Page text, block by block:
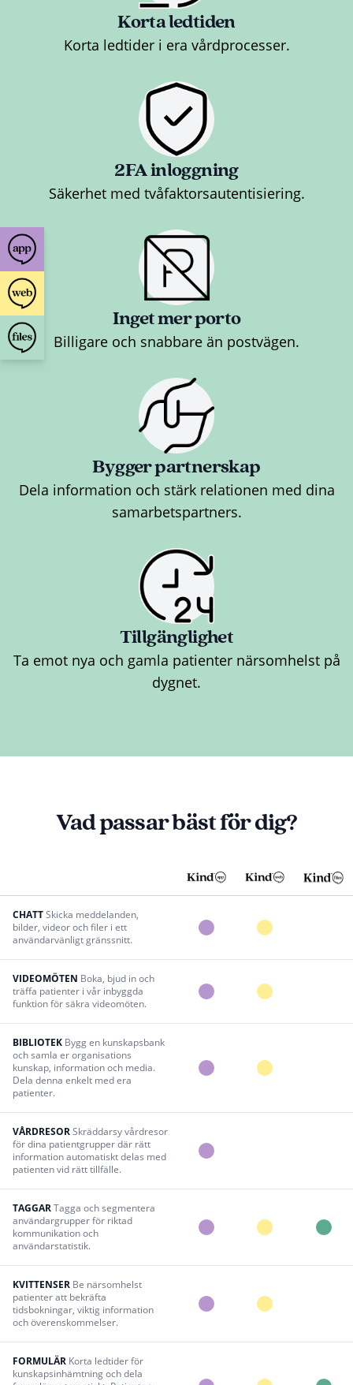
Korta ledtiden
Korta ledtider i era vårdprocesser.
2FA inloggning
Säkerhet med tvåfaktorsautentisiering.
Inget mer porto
Billigare och snabbare än postvägen.
Bygger partnerskap
Dela information och stärk relationen med dina
samarbetspartners.
Tillgänglighet
Ta emot nya och gamla patienter närsomhelst på
dygnet.
Vad passar bäst för dig?
CHATTSkicka meddelanden,
bilder, videor och filer i ett
användarvänligt gränssnitt.
VIDEOMÖTEN Boka, bjud in och
träffa patienter i vår inbyggda
funktion för säkra videomöten.
BIBLIOTEK Bygg en kunskapsbank
och samla er organisations
kunskap, information och media.
Dela denna enkelt med era
patienter.
VÅRDRESORSkräddarsy vårdresor
för dina patientgrupper där rätt
information automatiskt delas med
patienten vid rätt tillfälle.
TAGGARTagga och segmentera
användargrupper för riktad
kommunikation och
användarstatistik.
KVITTENSER Be närsomhelst
patienter att bekräfta
tidsbokningar, viktig information
och överenskommelser.
FORMULÄR Korta ledtider för
kunskapsinhämtning och dela